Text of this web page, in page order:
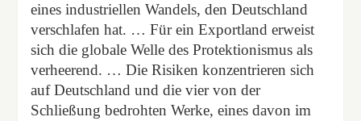
eines industriellen Wandels, den Deutschland
verschlafen hat. … Für ein Exportland erweist
sich die globale Welle des Protektionismus als
verheerend. … Die Risiken konzentrieren sich
auf Deutschland und die vier von der
Schließung bedrohten Werke, eines davon im